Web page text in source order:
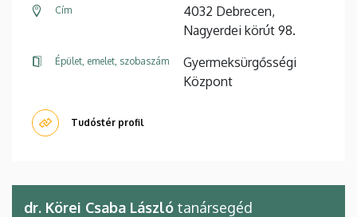
Cím
4032 Debrecen,
Nagyerdei körút 98.
Épület, emelet, szobaszám
Gyermeksürgősségi
Központ
Tudóstér profil
dr. Körei Csaba László tanársegéd